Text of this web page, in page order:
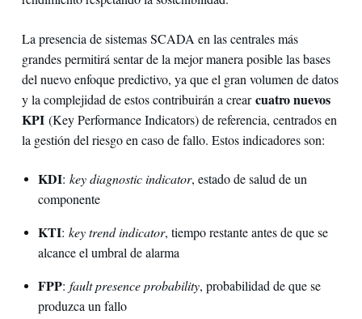
La presencia de sistemas SCADA en las centrales más
grandes permitirá sentar de la mejor manera posible las bases
del nuevo enfoque predictivo, ya que el gran volumen de datos
y la complejidad de estos contribuirán a crearcuatro nuevos
KPI(Key Performance Indicators) de referencia, centrados en
la gestión del riesgo en caso de fallo. Estos indicadores son:
KDI: key diagnostic indicator, estado de salud de un
componente
KTI: key trend indicator, tiempo restante antes de que se
alcance el umbral de alarma
FPP: fault presence probability, probabilidad de que se
produzca un fallo